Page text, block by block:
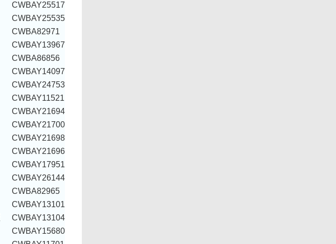
CWBAY25517
CWBAY25535
CWBA82971
CWBAY13967
CWBA86856
CWBAY14097
CWBAY24753
CWBAY11521
CWBAY21694
CWBAY21700
CWBAY21698
CWBAY21696
CWBAY17951
CWBAY26144
CWBA82965
CWBAY13101
CWBAY13104
CWBAY15680